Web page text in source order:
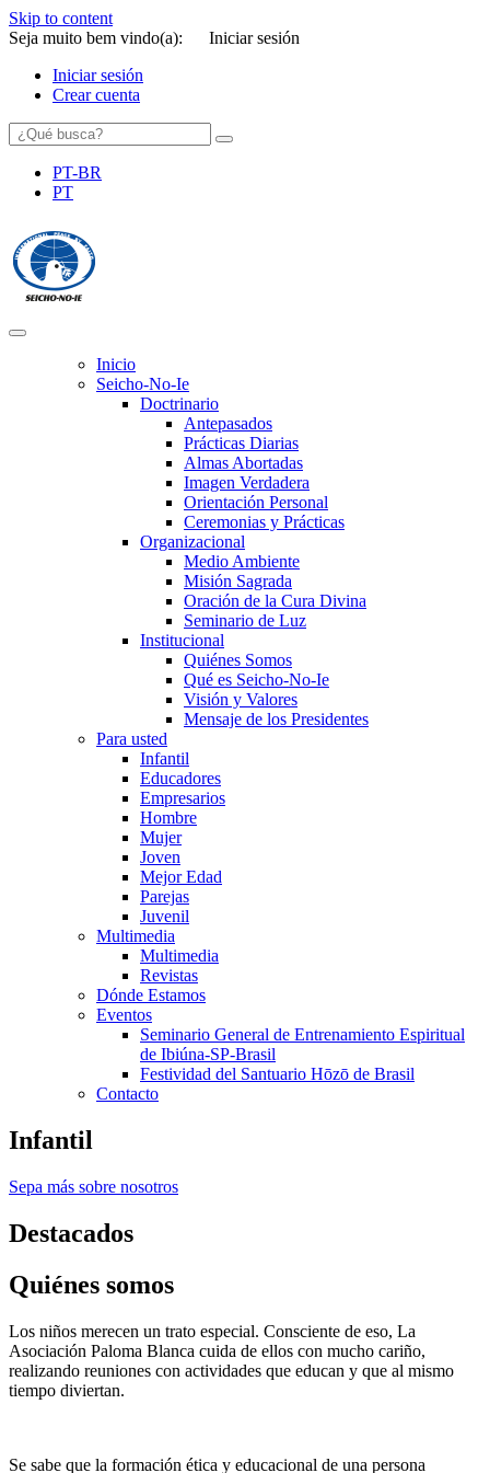
Skip to content
Seja muito bem vindo(a):
Iniciar sesión
Iniciar sesión
Crear cuenta
PT-BR
PT
Inicio
Seicho-No-Ie
Doctrinario
Antepasados
Prácticas Diarias
Almas Abortadas
Imagen Verdadera
Orientación Personal
Ceremonias y Prácticas
Organizacional
Medio Ambiente
Misión Sagrada
Oración de la Cura Divina
Seminario de Luz
Institucional
Quiénes Somos
Qué es Seicho-No-Ie
Visión y Valores
Mensaje de los Presidentes
Para usted
Infantil
Educadores
Empresarios
Hombre
Mujer
Joven
Mejor Edad
Parejas
Juvenil
Multimedia
Multimedia
Revistas
Dónde Estamos
Eventos
Seminario General de Entrenamiento Espiritual
de Ibiúna-SP-Brasil
Festividad del Santuario Hōzō de Brasil
Contacto
Infantil
Sepa más sobre nosotros
Destacados
Quiénes somos
Los niños merecen un trato especial. Consciente de eso, La
Asociación Paloma Blanca cuida de ellos con mucho cariño,
realizando reuniones con actividades que educan y que al mismo
tiempo diviertan.
Se sabe que la formación ética y educacional de una persona